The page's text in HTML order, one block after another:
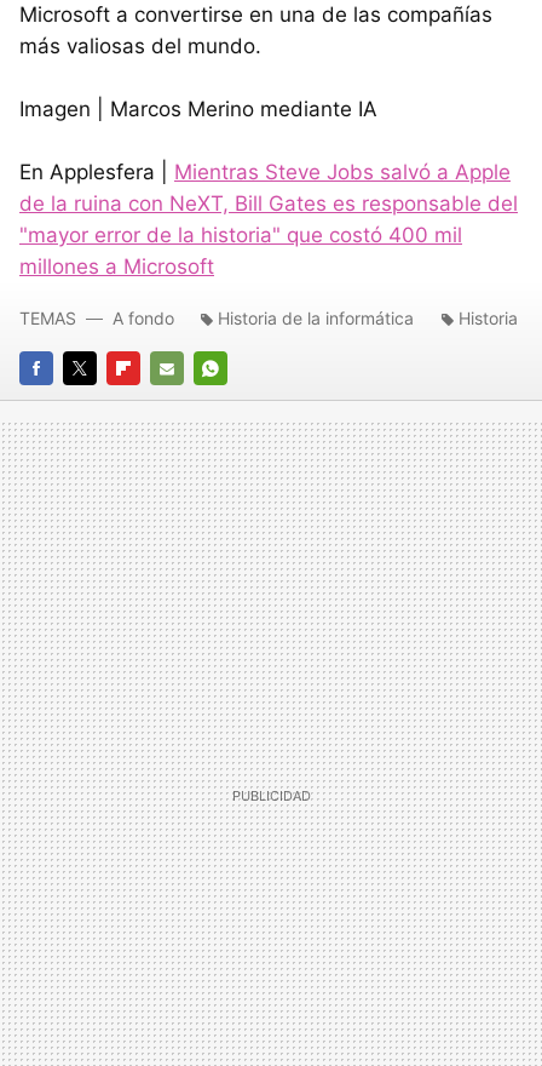
Microsoft a convertirse en una de las compañías
más valiosas del mundo.
Imagen | Marcos Merino mediante IA
En Applesfera | Mientras Steve Jobs salvó a Apple
de la ruina con NeXT, Bill Gates es responsable del
"mayor error de la historia" que costó 400 mil
millones a Microsoft
FACEBOOK
TWITTERFLIPBOARD
E-
MAIL
WHATSAPP
TEMAS A fondo Historia de la informática Historia